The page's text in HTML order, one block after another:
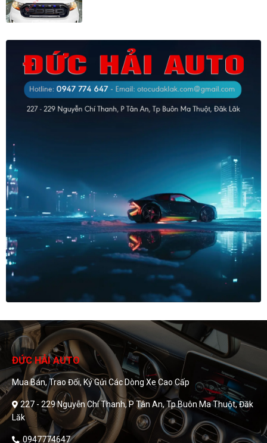
ĐỨC HẢI AUTO
Mua Bán, Trao Đổi, Ký Gửi Các Dòng Xe Cao Cấp
227 - 229 Nguyễn Chí Thanh, P Tân An, Tp Buôn Ma Thuột, Đăk
Lăk
0947774647